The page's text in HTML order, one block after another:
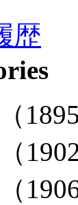
歴